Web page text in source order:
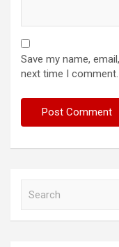
Save my name,
next time I comment.